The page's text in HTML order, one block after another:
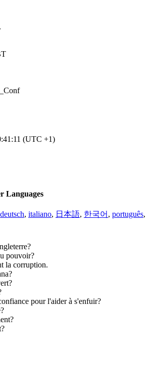
(UTC +1)
Languages
deutsch, italiano, 日本語, 한국어 , português,
pouvoir?
la corruption.
pour l'aider à s'enfuir?